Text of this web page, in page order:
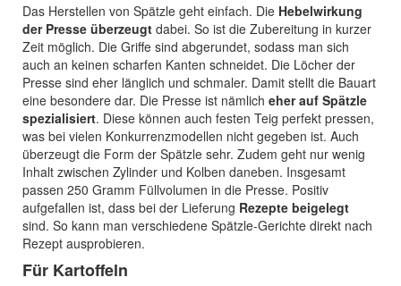
Das Herstellen von Spätzle geht einfach. Die Hebelwirkung
der Presse überzeugt dabei. So ist die Zubereitung in kurzer
Zeit möglich. Die Griffe sind abgerundet, sodass man sich
auch an keinen scharfen Kanten schneidet. Die Löcher der
Presse sind eher länglich und schmaler. Damit stellt die Bauart
eine besondere dar. Die Presse ist nämlich eher auf Spätzle
spezialisiert. Diese können auch festen Teig perfekt pressen,
was bei vielen Konkurrenzmodellen nicht gegeben ist. Auch
überzeugt die Form der Spätzle sehr. Zudem geht nur wenig
Inhalt zwischen Zylinder und Kolben daneben. Insgesamt
passen 250 Gramm Füllvolumen in die Presse. Positiv
aufgefallen ist, dass bei der Lieferung Rezepte beigelegt
sind. So kann man verschiedene Spätzle-Gerichte direkt nach
Rezept ausprobieren.
Für Kartoffeln